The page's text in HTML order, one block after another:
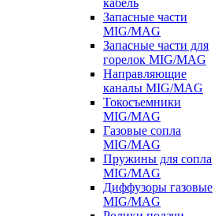
кабель
Запасные части
MIG/MAG
Запасные части для
горелок MIG/MAG
Направляющие
каналы MIG/MAG
Токосъемники
MIG/MAG
Газовые сопла
MIG/MAG
Пружины для сопла
MIG/MAG
Диффузоры газовые
MIG/MAG